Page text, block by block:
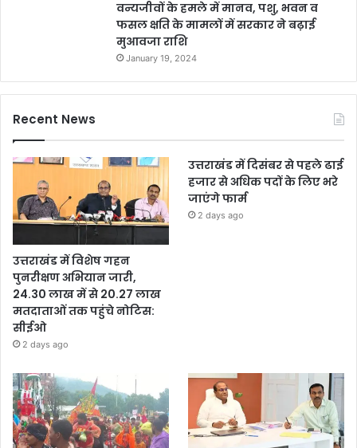
वन्यजीवों के हमले में मानव, पशु, भवन व
फसल क्षति के मामलों में सरकार ने बढ़ाई
मुआवजा राशि
January 19, 2024
Recent News
उत्तराखंड में विशेष गहन
पुनरीक्षण अभियान जारी,
24.30 लाख में से 20.27 लाख
मतदाताओं तक पहुंचे नोटिस:
सीईओ
2 days ago
उत्तराखंड में दिसंबर से पहले ढाई
हजार से अधिक पदों के लिए भरे
जाएंगे फार्म
2 days ago